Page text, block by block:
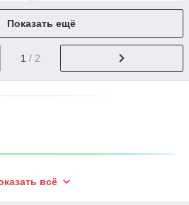
Показать ещё
1 / 2
всё